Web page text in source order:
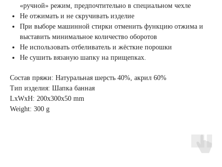
«ручной» режим, предпочтительно в специальном чехле
Не отжимать и не скручивать изделие
При выборе машинной стирки отменить функцию отжима и
выставить минимальное количество оборотов
Не использовать отбеливатель и жёсткие порошки
Не сушить вязаную шапку на прищепках.
Состав пряжи: Натуральная шерсть 40%, акрил 60%
Тип изделия: Шапка банная
LxWxH: 200x300x50 mm
Weight: 300 g